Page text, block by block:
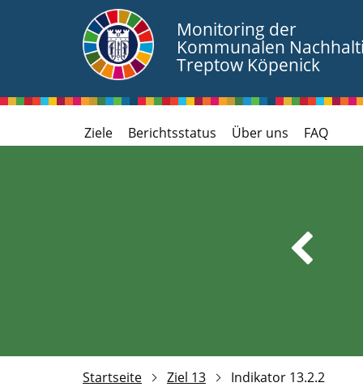
Monitoring der
Kommunalen
Treptow Köpenick
Ziele Berichtsstatus Über uns FAQ
Startseite Ziel 13 Indikator 13.2.2